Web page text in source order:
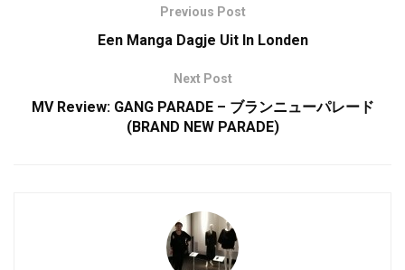
Previous Post
Een Manga Dagje Uit In Londen
Next Post
MV Review: GANG PARADE – ブランニューパレード
(BRAND NEW PARADE)